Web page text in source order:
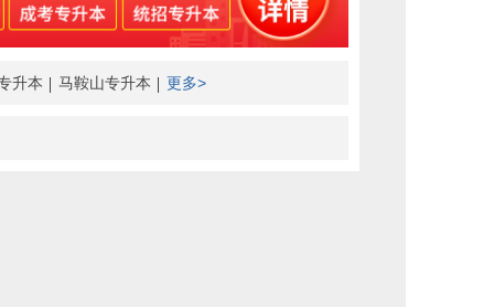
升本 马鞍山专升本 更多>